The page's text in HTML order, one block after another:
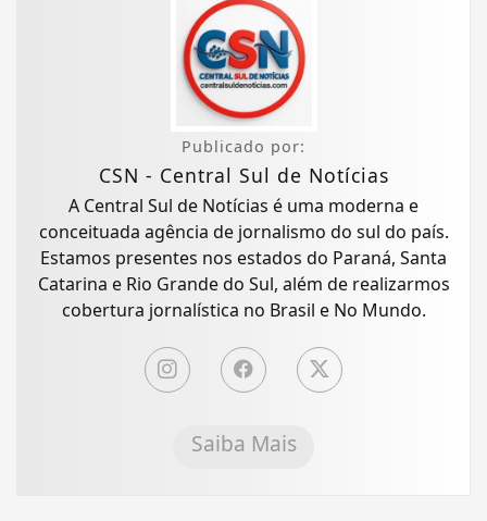
Publicado por:
CSN - Central Sul de Notícias
A Central Sul de Notícias é uma moderna e
conceituada agência de jornalismo do sul do país.
Estamos presentes nos estados do Paraná, Santa
Catarina e Rio Grande do Sul, além de realizarmos
cobertura jornalística no Brasil e No Mundo.
Saiba Mais